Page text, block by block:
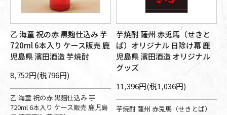
乙 海童 祝の赤 黒麹仕込み 芋
720ml 6本入り ケース販売 鹿
児島県 濱田酒造 芋焼酎
8,752円(税796円)
乙 海童 祝の赤 黒麹仕込み 芋
720ml 6本入り ケース販売 鹿児島
芋焼酎 薩州 赤兎馬（せきと
ば）オリジナル 日除け幕 鹿
児島県 濱田酒造 オリジナル
グッズ
11,396円(税1,036円)
芋焼酎 薩州 赤兎馬（せきとば）